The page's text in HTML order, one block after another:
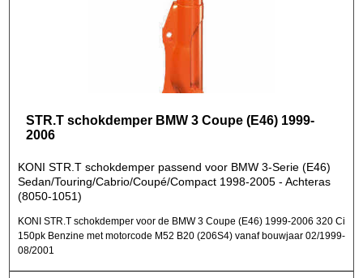
STR.T schokdemper BMW 3 Coupe (E46) 1999-
2006
KONI STR.T schokdemper passend voor BMW 3-Serie (E46)
Sedan/Touring/Cabrio/Coupé/Compact 1998-2005 - Achteras
(8050-1051)
KONI STR.T schokdemper voor de BMW 3 Coupe (E46) 1999-2006 320 Ci
150pk Benzine met motorcode M52 B20 (206S4) vanaf bouwjaar 02/1999-
08/2001